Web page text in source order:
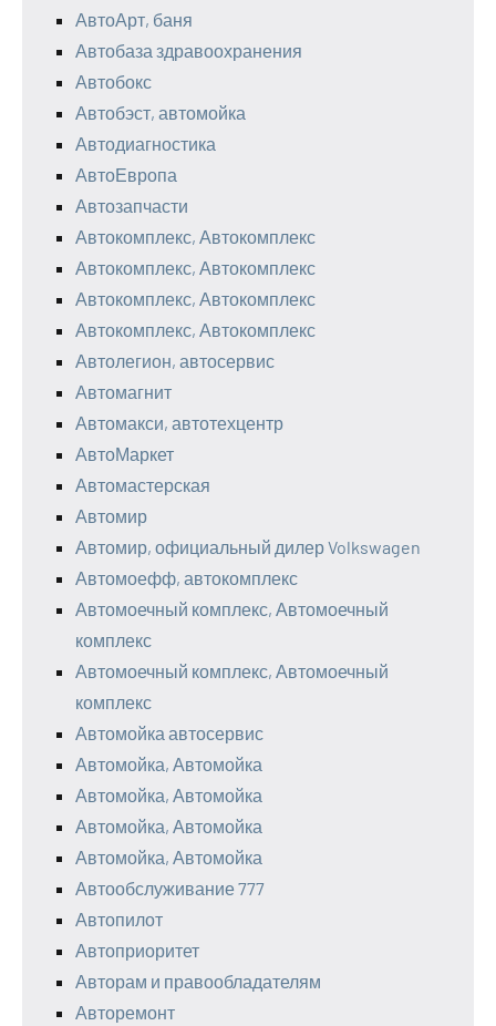
АвтоАрт, баня
Автобаза здравоохранения
Автобокс
Автобэст, автомойка
Автодиагностика
АвтоЕвропа
Автозапчасти
Автокомплекс, Автокомплекс
Автокомплекс, Автокомплекс
Автокомплекс, Автокомплекс
Автокомплекс, Автокомплекс
Автолегион, автосервис
Автомагнит
Автомакси, автотехцентр
АвтоМаркет
Автомастерская
Автомир
Автомир, официальный дилер Volkswagen
Автомоефф, автокомплекс
Автомоечный комплекс, Автомоечный
комплекс
Автомоечный комплекс, Автомоечный
комплекс
Автомойка автосервис
Автомойка, Автомойка
Автомойка, Автомойка
Автомойка, Автомойка
Автомойка, Автомойка
Автообслуживание 777
Автопилот
Автоприоритет
Авторам и правообладателям
Авторемонт